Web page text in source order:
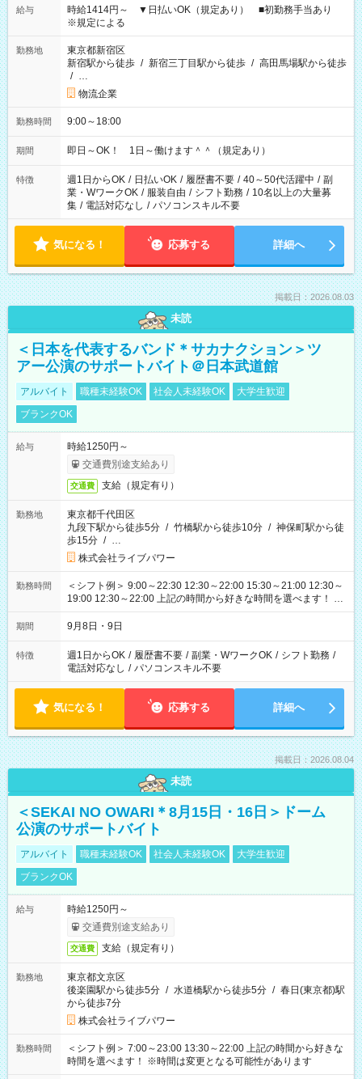
給与
時給1414円～ ▼日払いOK（規定あり） ■初勤務手当あり
※規定による
勤務地
東京都新宿区
新宿駅から徒歩 / 新宿三丁目駅から徒歩 / 高田馬場駅から徒歩
/ …
物流企業
勤務時間 9:00～18:00
期間 即日～OK！ 1日～働けます＾＾（規定あり）
特徴 週1日からOK / 日払いOK / 履歴書不要 / 40～50代活躍中 / 副
業・WワークOK / 服装自由 / シフト勤務 / 10名以上の大量募
集 / 電話対応なし / パソコンスキル不要
気になる！ 応募する 詳細へ
掲載日：2026.08.03
未読
＜日本を代表するバンド＊サカナクション＞ツ
アー公演のサポートバイト＠日本武道館
アルバイト 職種未経験OK 社会人未経験OK
大学生歓迎
ブランクOK
給与
時給1250円～
交通費別途支給あり
交通費 支給（規定有り）
勤務地
東京都千代田区
九段下駅から徒歩5分 / 竹橋駅から徒歩10分 / 神保町駅から徒
歩15分 / …
株式会社ライブパワー
勤務時間
＜シフト例＞ 9:00～22:30 12:30～22:00 15:30～21:00 12:30～
19:00 12:30～22:00 上記の時間から好きな時間を選べます！ ※
時間は変更となる可能性があります
期間 9月8日・9日
特徴 週1日からOK / 履歴書不要 / 副業・WワークOK / シフト勤務 /
電話対応なし / パソコンスキル不要
気になる！ 応募する 詳細へ
掲載日：2026.08.04
未読
＜SEKAI NO OWARI＊8月15日・16日＞ドーム
公演のサポートバイト
アルバイト 職種未経験OK 社会人未経験OK
大学生歓迎
ブランクOK
給与
時給1250円～
交通費別途支給あり
交通費 支給（規定有り）
勤務地
東京都文京区
後楽園駅から徒歩5分 / 水道橋駅から徒歩5分 / 春日(東京都)駅
から徒歩7分
株式会社ライブパワー
勤務時間
＜シフト例＞ 7:00～23:00 13:30～22:00 上記の時間から好きな
時間を選べます！ ※時間は変更となる可能性があります